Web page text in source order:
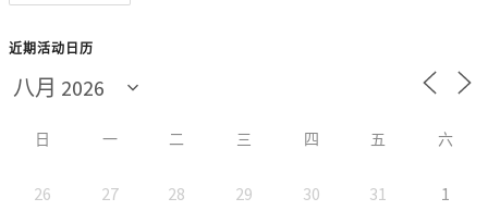
近期活动日历
日 一 二 三 四 五 六
26 27 28 29 30 31 1